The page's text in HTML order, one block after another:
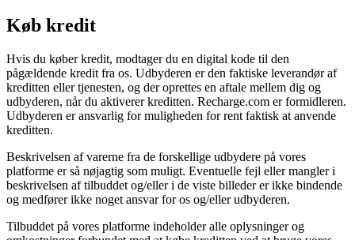
Køb kredit
Hvis du køber kredit, modtager du en digital kode til den
pågældende kredit fra os. Udbyderen er den faktiske leverandør af
kreditten eller tjenesten, og der oprettes en aftale mellem dig og
udbyderen, når du aktiverer kreditten. Recharge.com er formidleren.
Udbyderen er ansvarlig for muligheden for rent faktisk at anvende
kreditten.
Beskrivelsen af ​​varerne fra de forskellige udbydere på vores
platforme er så nøjagtig som muligt. Eventuelle fejl eller mangler i
beskrivelsen af ​​tilbuddet og/eller i de viste billeder er ikke bindende
og medfører ikke noget ansvar for os og/eller udbyderen.
Tilbuddet på vores platforme indeholder alle oplysninger og